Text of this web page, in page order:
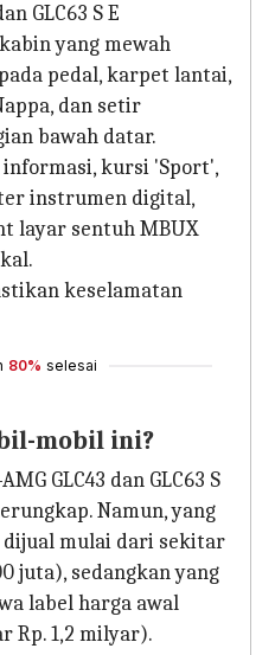
GLC63 S E
yang mewah
pedal, karpet lantai,
dan setir
bawah datar.
kursi 'Sport',
instrumen digital,
layar sentuh MBUX
keselamatan
80% selesai
mobil ini?
GLC43 dan GLC63 S
Namun, yang
mulai dari sekitar
juta), sedangkan yang
label harga awal
Rp. 1,2 milyar).